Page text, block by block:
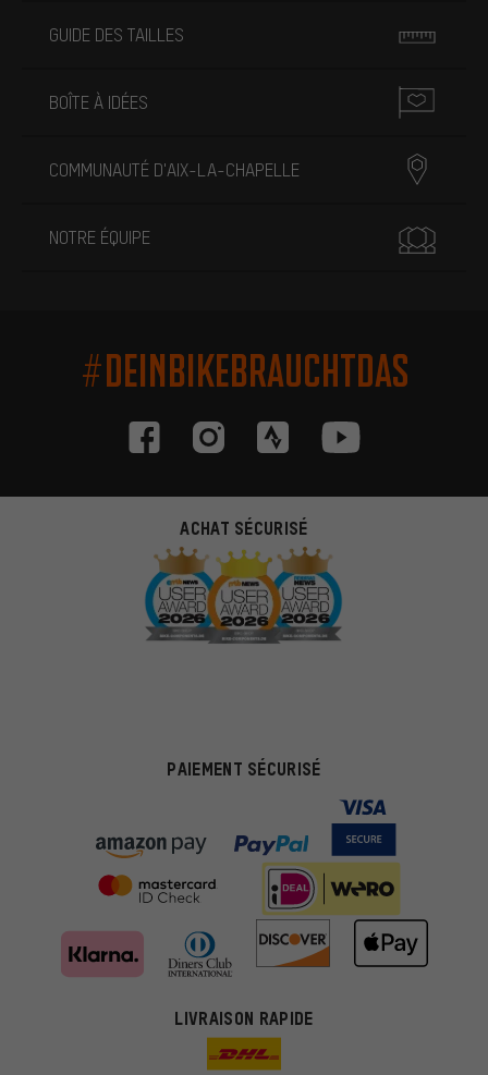
GUIDE DES TAILLES
BOÎTE À IDÉES
COMMUNAUTÉ D'AIX-LA-CHAPELLE
NOTRE ÉQUIPE
#DEINBIKEBRAUCHTDAS
ACHAT SÉCURISÉ
PAIEMENT SÉCURISÉ
LIVRAISON RAPIDE